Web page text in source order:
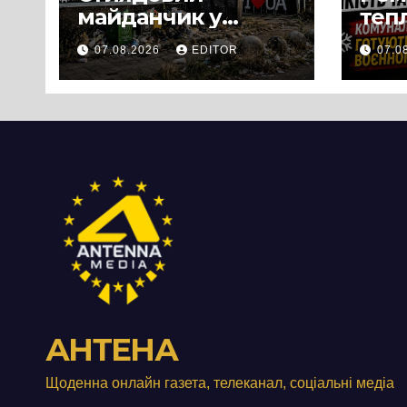
майданчик у
Панському біля
Черкас
перетворився на
07.08.2026 EDITOR
АНТЕНА
Щоденна онлайн газета, телеканал, соціальні медіа